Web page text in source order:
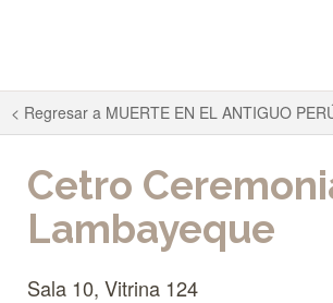
< Regresar a MUERTE EN EL ANTIGUO
Cetro
Lambayeque
Sala 10, Vitrina 124